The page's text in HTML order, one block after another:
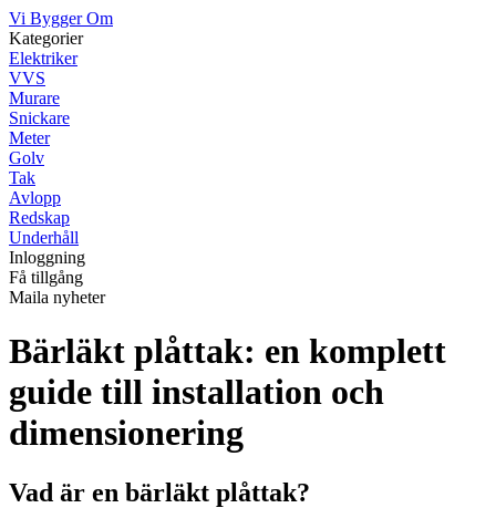
Vi Bygger Om
Kategorier
Elektriker
VVS
Murare
Snickare
Meter
Golv
Tak
Avlopp
Redskap
Underhåll
Inloggning
Få tillgång
Maila nyheter
Bärläkt plåttak: en komplett
guide till installation och
dimensionering
Vad är en bärläkt plåttak?